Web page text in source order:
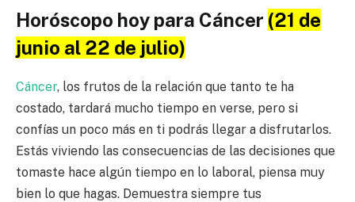
Horóscopo hoy para Cáncer (21 de
junio al 22 de julio)
Cáncer, los frutos de la relación que tanto te ha
costado, tardará mucho tiempo en verse, pero si
confías un poco más en ti podrás llegar a disfrutarlos.
Estás viviendo las consecuencias de las decisiones que
tomaste hace algún tiempo en lo laboral, piensa muy
bien lo que hagas. Demuestra siempre tus